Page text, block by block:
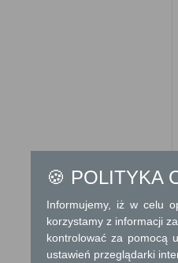
🍪 POLITYKA
Informujemy, iż w celu
korzystamy z informacji
kontrolować za pomocą
ustawień przeglądarki